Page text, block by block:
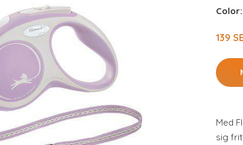
Color:
139
Med
sig